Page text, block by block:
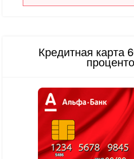
Кредитная карта